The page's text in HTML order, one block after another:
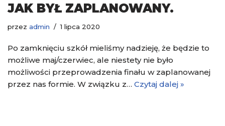
JAK BYŁ ZAPLANOWANY.
przez admin 1 lipca 2020
Po zamknięciu szkół mieliśmy nadzieję, że będzie to
możliwe maj/czerwiec, ale niestety nie było
możliwości przeprowadzenia finału w zaplanowanej
przez nas formie. W związku z… Czytaj dalej »